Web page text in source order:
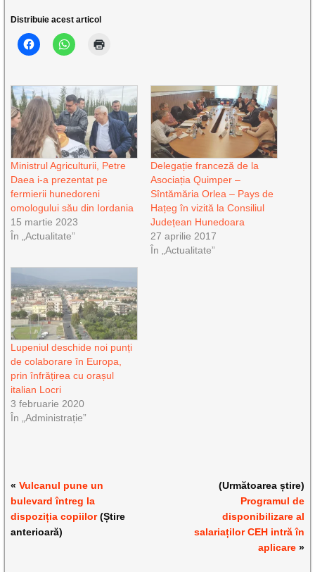
Distribuie acest articol
Ministrul Agriculturii, Petre
Daea i-a prezentat pe
fermierii hunedoreni
omologului său din Iordania
15 martie 2023
În „Actualitate”
Delegație franceză de la
Asociația Quimper –
Sîntămăria Orlea – Pays de
Hațeg în vizită la Consiliul
Județean Hunedoara
27 aprilie 2017
În „Actualitate”
Lupeniul deschide noi punți
de colaborare în Europa,
prin înfrățirea cu orașul
italian Locri
3 februarie 2020
În „Administrație”
«Vulcanul pune un
bulevard întreg la
dispoziția copiilor(Știre
anterioară)
(Următoarea știre)
Programul de
disponibilizare al
salariaților CEH intră în
aplicare»